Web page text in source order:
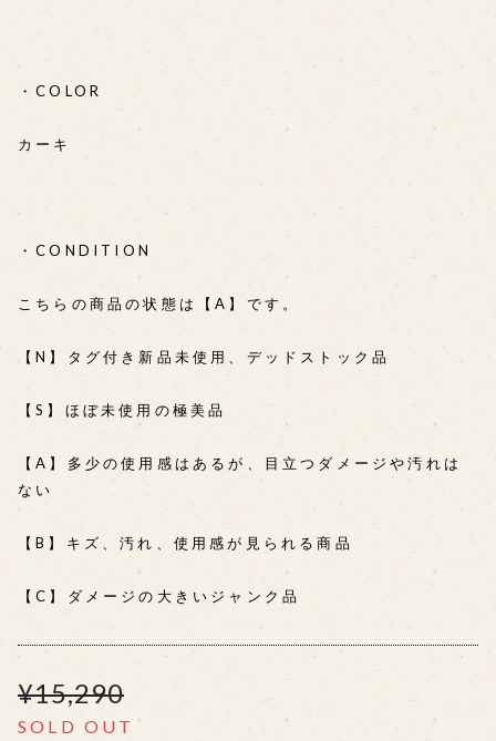
・COLOR
カーキ
・CONDITION
こちらの商品の状態は【A】です。
【N】タグ付き新品未使用、デッドストック品
【S】ほぼ未使用の極美品
【A】多少の使用感はあるが、目立つダメージや汚れは
ない
【B】キズ、汚れ、使用感が見られる商品
【C】ダメージの大きいジャンク品
¥15,290
SOLD OUT